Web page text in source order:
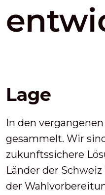
Lage
In den
gesammelt. Wir
zukunftssichere
Länder der
der